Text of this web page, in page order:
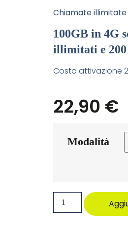
Chiamate
100GB in 4G
illimitati e
Costo attivazione
22,90 €
Modalità